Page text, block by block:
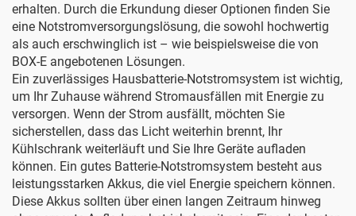
erhalten. Durch die Erkundung dieser Optionen finden Sie
eine Notstromversorgungslösung, die sowohl hochwertig
als auch erschwinglich ist – wie beispielsweise die von
BOX-E angebotenen Lösungen.
Ein zuverlässiges Hausbatterie-Notstromsystem ist wichtig,
um Ihr Zuhause während Stromausfällen mit Energie zu
versorgen. Wenn der Strom ausfällt, möchten Sie
sicherstellen, dass das Licht weiterhin brennt, Ihr
Kühlschrank weiterläuft und Sie Ihre Geräte aufladen
können. Ein gutes Batterie-Notstromsystem besteht aus
leistungsstarken Akkus, die viel Energie speichern können.
Diese Akkus sollten über einen langen Zeitraum hinweg